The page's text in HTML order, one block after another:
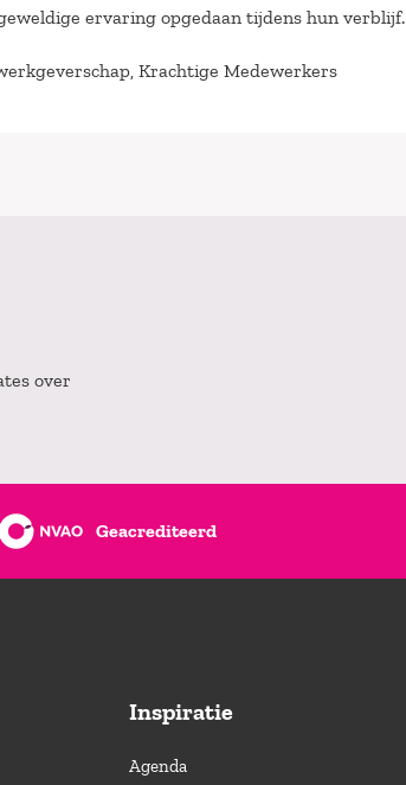
ervaring opgedaan tijdens hun verblijf.
Krachtige Medewerkers
over
Geacrediteerd
Inspiratie
Agenda